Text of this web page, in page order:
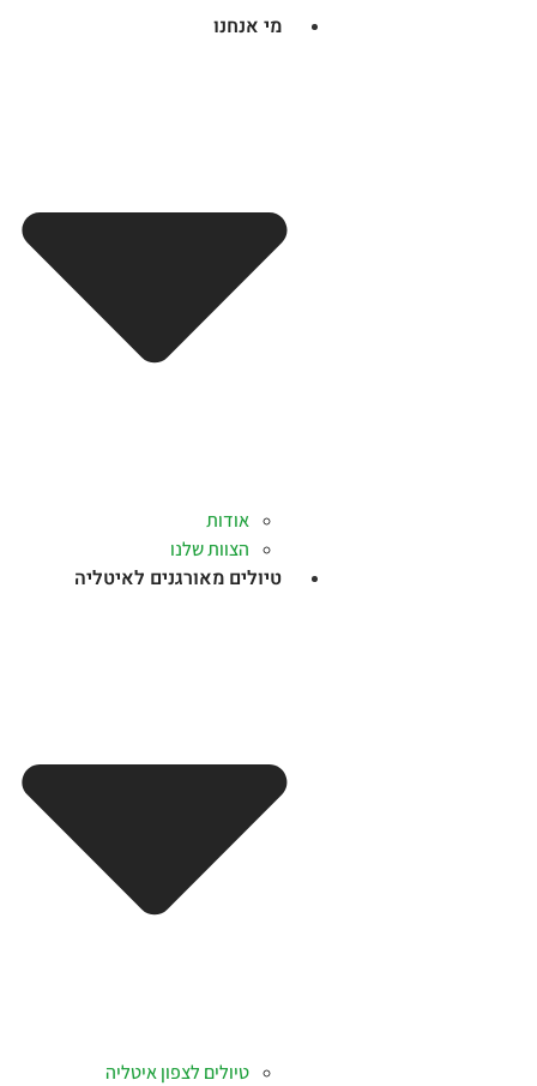
מי אנחנו
אודות
הצוות שלנו
טיולים מאורגנים לאיטליה
טיולים לצפון איטליה